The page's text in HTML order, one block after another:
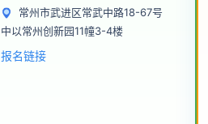
常州市武进区常武中路18-67号
中以常州创新园11幢3-4楼
报名链接